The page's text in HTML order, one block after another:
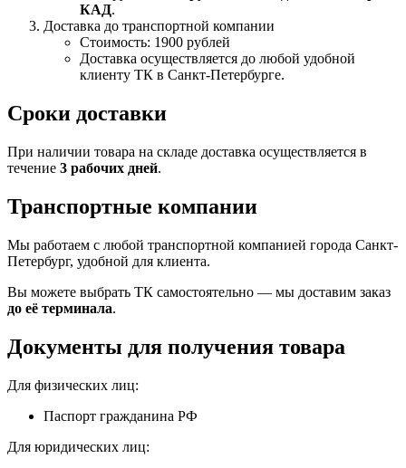
КАД.
Доставка до транспортной компании
Стоимость: 1900 рублей
Доставка осуществляется до любой удобной
клиенту ТК в Санкт-Петербурге.
Сроки доставки
При наличии товара на складе доставка осуществляется в
течение 3 рабочих дней.
Транспортные компании
Мы работаем с любой транспортной компанией города Санкт-
Петербург, удобной для клиента.
Вы можете выбрать ТК самостоятельно — мы доставим заказ
до её терминала.
Документы для получения товара
Для физических лиц:
Паспорт гражданина РФ
Для юридических лиц: